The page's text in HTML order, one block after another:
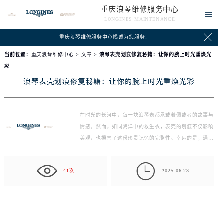
重庆浪琴维修服务中心
LONGINES MAINTENANCE

重庆浪琴维修服务中心竭诚为您服务！ 
当前位置： 重庆浪琴维修中心 > 文章 > 浪琴表壳划痕修复秘籍：让你的腕上时光重焕光
彩
浪琴表壳划痕修复秘籍：让你的腕上时光重焕光彩
在时光的长河中，每一块浪琴表都承载着佩戴者的故事与
情感。然而，如同海洋中的救生衣，表壳的划痕不仅影响
美观，也损害了这份珍贵记忆的完整性。幸运的是，通过
41次  2025-06-23